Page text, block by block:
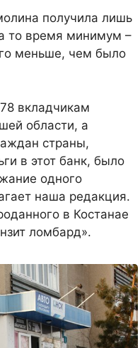
получила лишь
то время минимум –
меньше, чем было
вкладчикам
области, а
страны,
в этот банк, было
одного
наша редакция.
в Костанае
ломбард».